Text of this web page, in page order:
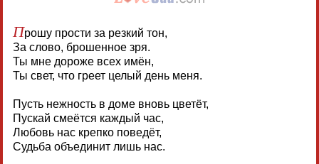
Прошу прости за резкий тон,
За слово, брошенное зря.
Ты мне дороже всех имён,
Ты свет, что греет целый день меня.
Пусть нежность в доме вновь цветёт,
Пускай смеётся каждый час,
Любовь нас крепко поведёт,
Судьба объединит лишь нас.